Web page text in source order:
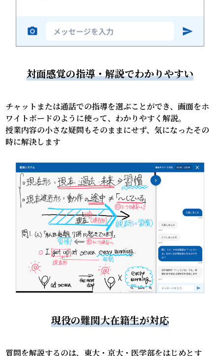
対面感覚の指導・解説でわかりやすい
チャットまたは通話での指導を選ぶことができ、画面をホ
ワイトボードのように使って、わかりやすく解説。
授業内容の小さな疑問もそのままにせず、気になったその
時に解決します
現役の難関大在籍生が対応
質問を解説するのは、東大・京大・医学部をはじめとす